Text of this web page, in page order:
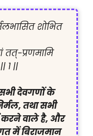
शोभित
प्रणमामि
1 ||
सभी देवगणों के
तथा सभी
करने वाले है, और
में बिराजमान